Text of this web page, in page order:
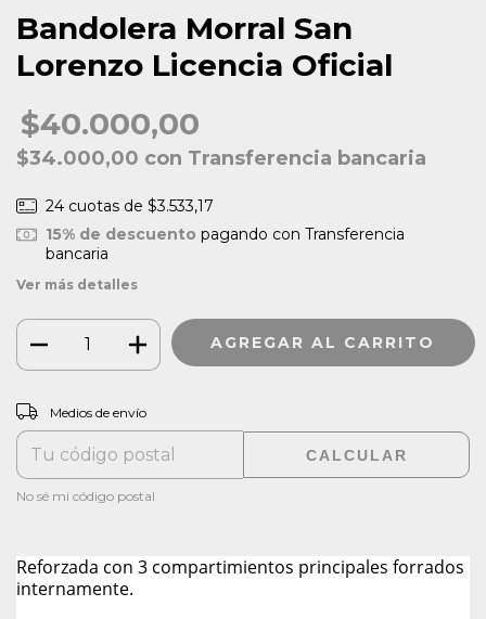
Bandolera Morral San
Lorenzo Licencia Oficial
$40.000,00
$34.000,00 con Transferencia bancaria
24 cuotas de $3.533,17
15% de descuento pagando con Transferencia
bancaria
Ver más detalles
Entregas para el CP:
Medios de envío
CALCULAR
No sé mi código postal
Reforzada con 3 compartimientos principales forrados
internamente.